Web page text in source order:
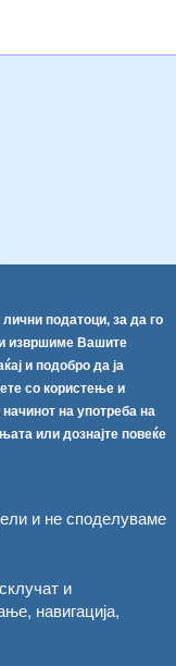
податоци, за да го
извршиме Вашите
и подобро да ја
со користење и
на употреба на
или дознајте повеќе
и не споделуваме
и
навигација,